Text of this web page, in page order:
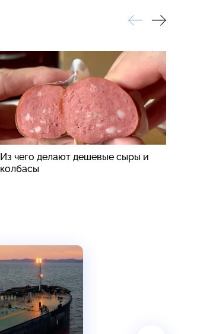
Из чего делают дешевые сыры и
колбасы